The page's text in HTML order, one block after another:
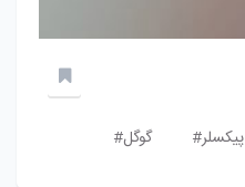
پیکسلر# گوگل#